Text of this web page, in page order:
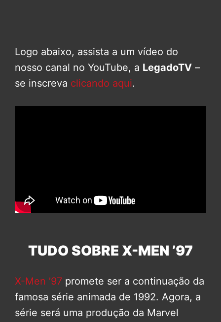
Logo abaixo, assista a um vídeo do
nosso canal no YouTube, a LegadoTV –
se inscreva clicando aqui.
TUDO SOBRE X-MEN ’97
X-Men ’97 promete ser a continuação da
famosa série animada de 1992. Agora, a
série será uma produção da Marvel